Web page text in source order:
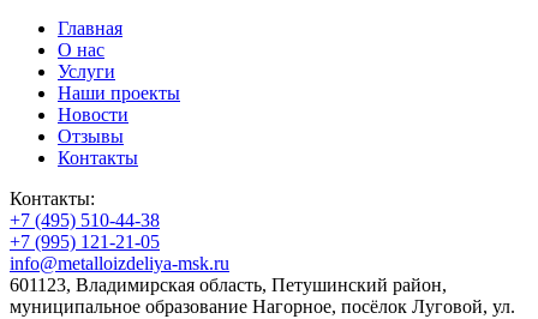
Главная
О нас
Услуги
Наши проекты
Новости
Отзывы
Контакты
Контакты:
+7 (495) 510-44-38
+7 (995) 121-21-05
info@metalloizdeliya-msk.ru
601123, Владимирская область, Петушинский район,
муниципальное образование Нагорное, посёлок Луговой, ул.